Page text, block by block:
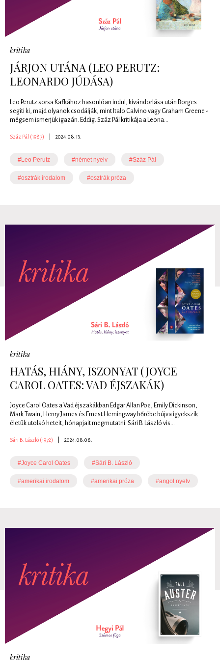
kritika
JÁRJON UTÁNA (LEO PERUTZ:
LEONARDO JÚDÁSA)
Leo Perutz sorsa Kafkához hasonlóan indul, kivándorlása után Borges
segíti ki, majd olyanok csodálják, mint Italo Calvino vagy Graham Greene -
mégsem ismerjük igazán. Eddig. Száz Pál kritikája a Leona...
Száz Pál (1987) 2024.08.13.
#Leo Perutz #német nyelv #Száz Pál
#osztrák irodalom #osztrák próza
kritika
HATÁS, HIÁNY, ISZONYAT (JOYCE
CAROL OATES: VAD ÉJSZAKÁK)
Joyce Carol Oates a Vad éjszakákban Edgar ​Allan Poe, Emily Dickinson,
Mark Twain, Henry James és Ernest Hemingway bőrébe bújva igyekszik
életük utolsó heteit, hónapjait megmutatni. Sári B. László vis...
Sári B. László (1972) 2024.08.08.
#Joyce Carol Oates #Sári B. László
#amerikai irodalom #amerikai próza #angol nyelv
kritika